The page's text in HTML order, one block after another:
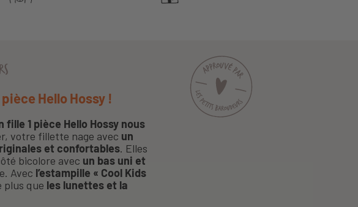
Hello Hossy !
1 pièce Hello Hossy nous
votre fillette nage avec un
et confortables. Elles
bicolore avec un bas uni et
Avec l’estampille « Cool Kids
plus que les lunettes et la